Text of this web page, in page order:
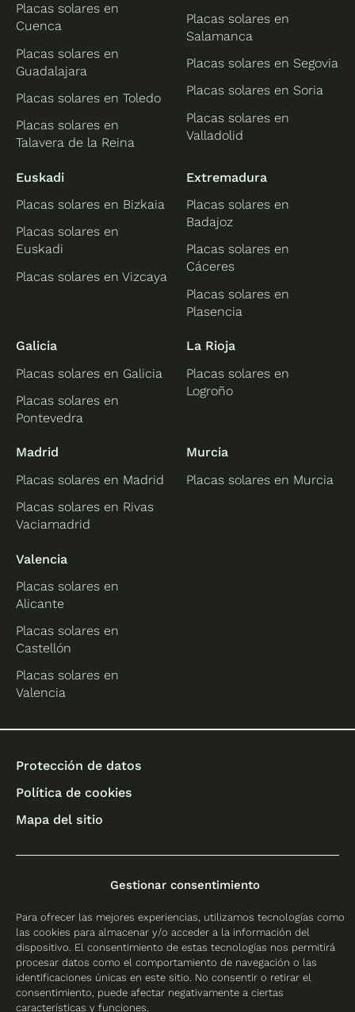
Gestionar consentimiento
Para ofrecer las mejores experiencias, utilizamos tecnologías como
las cookies para almacenar y/o acceder a la información del
dispositivo. El consentimiento de estas tecnologías nos permitirá
procesar datos como el comportamiento de navegación o las
identificaciones únicas en este sitio. No consentir o retirar el
consentimiento, puede afectar negativamente a ciertas
características y funciones.
Placas solares en
Cuenca
Placas solares en
Guadalajara
Placas solares en Toledo
Placas solares en
Talavera de la Reina
Placas solares en
Salamanca
Placas solares en Segovia
Placas solares en Soria
Placas solares en
Valladolid
Euskadi
Placas solares en Bizkaia
Placas solares en
Euskadi
Placas solares en Vizcaya
Extremadura
Placas solares en
Badajoz
Placas solares en
Cáceres
Placas solares en
Plasencia
Galicia
Placas solares en Galicia
Placas solares en
Pontevedra
La Rioja
Placas solares en
Logroño
Madrid
Placas solares en Madrid
Placas solares en Rivas
Vaciamadrid
Murcia
Placas solares en Murcia
Valencia
Placas solares en
Alicante
Placas solares en
Castellón
Placas solares en
Valencia
Protección de datos
Política de cookies
Mapa del sitio
© 2026 Cambio Energético - Todos los derechos